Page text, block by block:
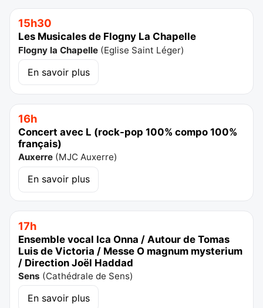
15h30
Les Musicales de Flogny La Chapelle
Flogny la Chapelle (Eglise Saint Léger)
En savoir plus
16h
Concert avec L (rock-pop 100% compo 100%
français)
Auxerre (MJC Auxerre)
En savoir plus
17h
Ensemble vocal Ica Onna / Autour de Tomas
Luis de Victoria / Messe O magnum mysterium
/ Direction Joël Haddad
Sens (Cathédrale de Sens)
En savoir plus